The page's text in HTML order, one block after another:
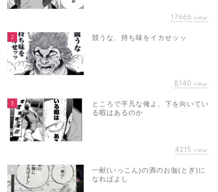
17666 view
2 競うな、持ち味をイカせッッ
8140 view
3
ところで平凡な俺よ、下を向いてい
る暇はあるのか
4215 view
4
一献(いっこん)の酒のお伽(とぎ)に
なればよし